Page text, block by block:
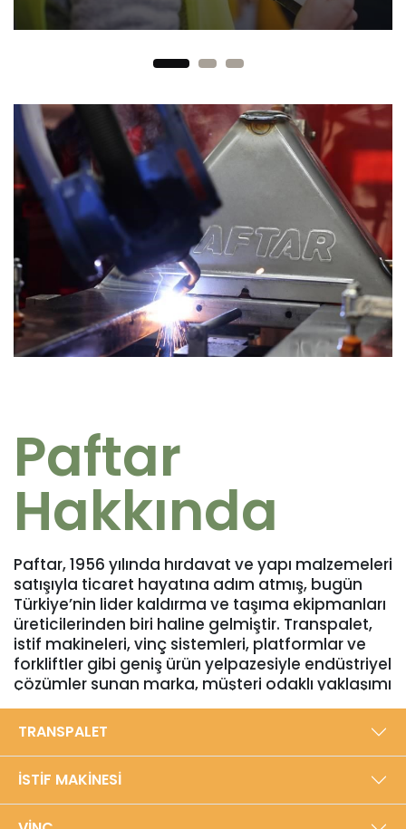
Paftar
Hakkında
Paftar, 1956 yılında hırdavat ve yapı malzemeleri
satışıyla ticaret hayatına adım atmış, bugün
Türkiye’nin lider kaldırma ve taşıma ekipmanları
üreticilerinden biri haline gelmiştir. Transpalet,
istif makineleri, vinç sistemleri, platformlar ve
forkliftler gibi geniş ürün yelpazesiyle endüstriyel
çözümler sunan marka, müşteri odaklı yaklaşımı
ve yüksek kalite standartlarıyla sektörde
güvenilir bir konuma sahiptir. Bursa’daki 5000
m²’lik modern üretim tesisinde, yıllık 40.000
adede ulaşan üretim kapasitesiyle Türkiye’den
dünyaya ihracat gerçekleştirmektedir.​
Yerli üretim anlayışıyla, dayanıklılığı ve
TRANSPALET
İSTİF MAKİNESİ